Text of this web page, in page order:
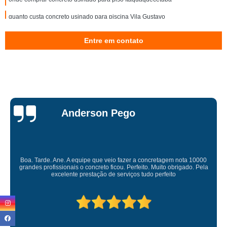
quanto custa concreto usinado para piscina Vila Gustavo
concretos usinados para fundação Tatuapé
concreto usinado laje Mogi das Cruzes
concreto usinado para laje forro Nossa Senhora do Ó
concreto usinado leve Mandaqui
onde comprar concreto usinado para fundação Vila Maria
quanto custa concreto usinado leve Parque do Carmo
Entre em contato
Miriam Ruti
Gostaria de expressar minha sincera gratidão pelo excelente
prestado. É gratificante contar com uma empresa comprometida e
competente. Obrigado